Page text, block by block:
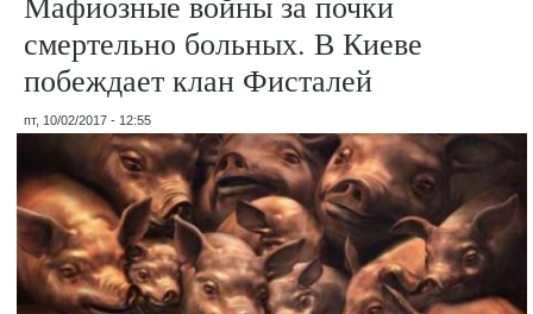
смертельно больных. В Киеве
побеждает клан Фисталей
пт, 10/02/2017 - 12:55